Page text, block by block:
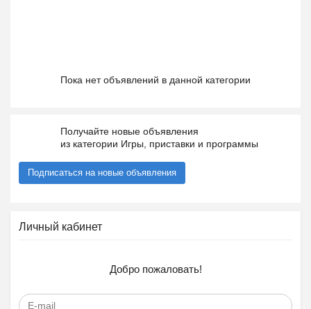
Пока нет объявлений в данной категории
Получайте новые объявления
из категории Игры, приставки и программы
Подписаться на новые объявления
Личный кабинет
Добро пожаловать!